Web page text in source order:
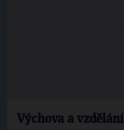
Výchova a vzdělání